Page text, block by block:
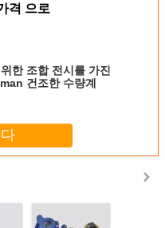
격 으로
한 조합 전시를 가진
건조한 수량계